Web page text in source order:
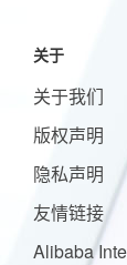
关于
关于我们
版权声明
隐私声明
友情链接
Alibaba